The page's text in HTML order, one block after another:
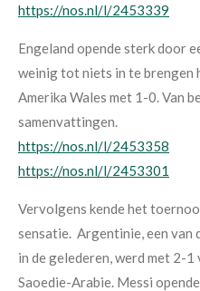
https://nos.nl/l/2453339
Engeland opende sterk door
weinig tot niets in te brengen
Amerika Wales met 1-0. Van
samenvattingen.
https://nos.nl/l/2453358
https://nos.nl/l/2453301
Vervolgens kende het
sensatie. Argentinie, een van
in de gelederen, werd met 2-
Saoedie-Arabie. Messi